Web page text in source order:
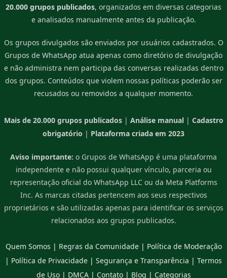
20.000 grupos publicados, organizados em diversas categorias
e analisados manualmente antes da publicação.
Os grupos divulgados são enviados por usuários cadastrados. O
Grupos de WhatsApp atua apenas como diretório de divulgação
e não administra nem participa das conversas realizadas dentro
dos grupos. Conteúdos que violem nossas políticas poderão ser
recusados ou removidos a qualquer momento.
Mais de 20.000 grupos publicados| Análise manual| Cadastro
obrigatório | Plataforma criada em 2023
Aviso importante: o Grupos de WhatsApp é uma plataforma
independente e não possui qualquer vínculo, parceria ou
representação oficial do WhatsApp LLC ou da Meta Platforms
Inc. As marcas citadas pertencem aos seus respectivos
proprietários e são utilizadas apenas para identificar os serviços
relacionados aos grupos publicados.
Quem Somos | Regras da Comunidade| Política de Moderação
| Política de Privacidade | Segurança e Transparência | Termos
de Uso| DMCA| Contato| Blog | Categorias